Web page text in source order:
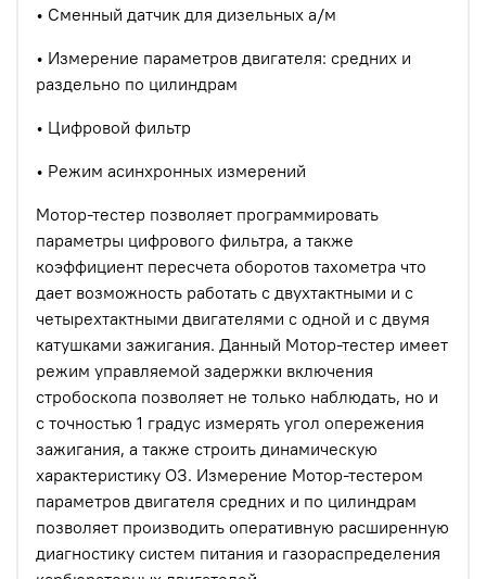
• Сменный датчик для дизельных а/м
• Измерение параметров двигателя: средних и
раздельно по цилиндрам
• Цифровой фильтр
• Режим асинхронных измерений
Мотор-тестер позволяет программировать
параметры цифрового фильтра, а также
коэффициент пересчета оборотов тахометра что
дает возможность работать с двухтактными и с
четырехтактными двигателями с одной и с двумя
катушками зажигания. Данный Мотор-тестер имеет
режим управляемой задержки включения
стробоскопа позволяет не только наблюдать, но и
с точностью 1 градус измерять угол опережения
зажигания, а также строить динамическую
характеристику ОЗ. Измерение Мотор-тестером
параметров двигателя средних и по цилиндрам
позволяет производить оперативную расширенную
диагностику систем питания и газораспределения